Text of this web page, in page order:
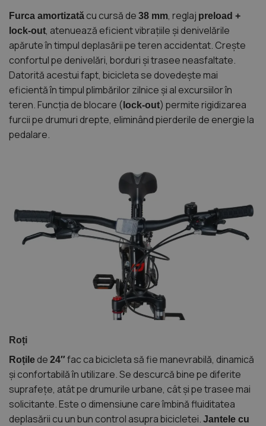
Furca amortizată cu cursă de 38 mm, reglaj preload +
lock-out, atenuează eficient vibrațiile și denivelările
apărute în timpul deplasării pe teren accidentat. Crește
confortul pe denivelări, borduri și trasee neasfaltate.
Datorită acestui fapt, bicicleta se dovedește mai
eficientă în timpul plimbărilor zilnice și al excursiilor în
teren. Funcția de blocare ( lock-out) permite rigidizarea
furcii pe drumuri drepte, eliminând pierderile de energie la
pedalare.
Roți
Roțile de 24″fac ca bicicleta să fie manevrabilă, dinamică
și confortabilă în utilizare. Se descurcă bine pe diferite
suprafețe, atât pe drumurile urbane, cât și pe trasee mai
solicitante. Este o dimensiune care îmbină fluiditatea
deplasării cu un bun control asupra bicicletei. Jantele cu